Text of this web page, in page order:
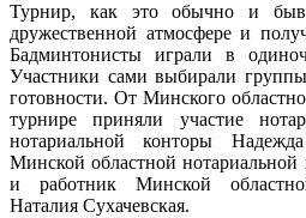
Турнир, как это обычно и
дружественной атмосфере и
Бадминтонисты играли в
Участники сами выбирали
готовности. От Минского
турнире приняли участие
нотариальной конторы
Минской областной
и работник Минской
Наталия Сухачевская.